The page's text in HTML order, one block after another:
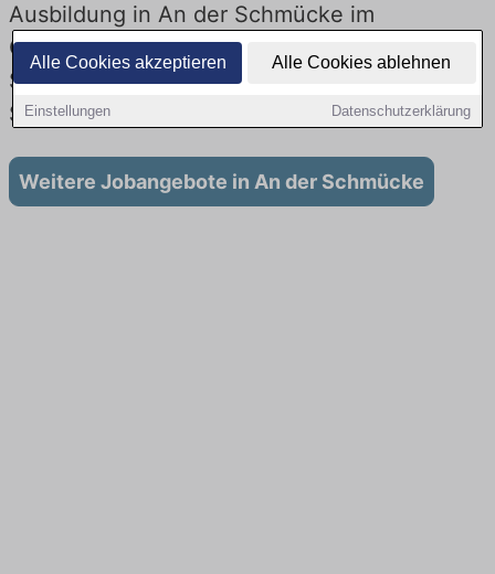
Alle Cookies akzeptieren Alle Cookies ablehnen
Einstellungen Datenschutzerklärung
Ausbildung in An der Schmücke im
Gesundheitswesen: Aktuell gibt es keine
Stellenangebote für Ausbildung in An der
Schmücke
Weitere Jobangebote in An der Schmücke